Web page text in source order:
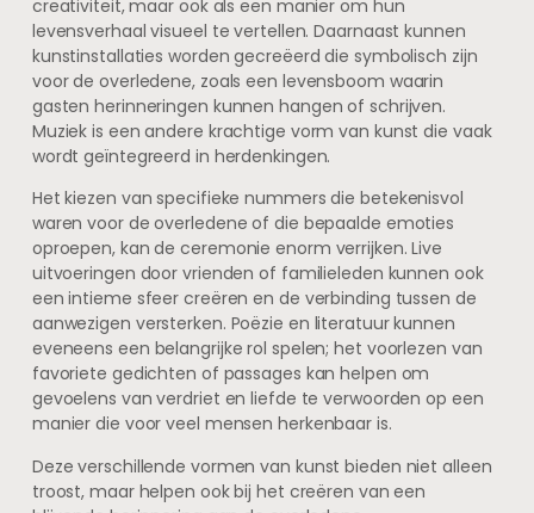
creativiteit, maar ook als een manier om hun
levensverhaal visueel te vertellen. Daarnaast kunnen
kunstinstallaties worden gecreëerd die symbolisch zijn
voor de overledene, zoals een levensboom waarin
gasten herinneringen kunnen hangen of schrijven.
Muziek is een andere krachtige vorm van kunst die vaak
wordt geïntegreerd in herdenkingen.
Het kiezen van specifieke nummers die betekenisvol
waren voor de overledene of die bepaalde emoties
oproepen, kan de ceremonie enorm verrijken. Live
uitvoeringen door vrienden of familieleden kunnen ook
een intieme sfeer creëren en de verbinding tussen de
aanwezigen versterken. Poëzie en literatuur kunnen
eveneens een belangrijke rol spelen; het voorlezen van
favoriete gedichten of passages kan helpen om
gevoelens van verdriet en liefde te verwoorden op een
manier die voor veel mensen herkenbaar is.
Deze verschillende vormen van kunst bieden niet alleen
troost, maar helpen ook bij het creëren van een